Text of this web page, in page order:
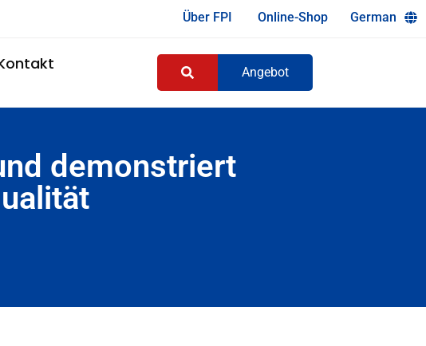
Über FPI Online-Shop German
Angebot
demonstriert